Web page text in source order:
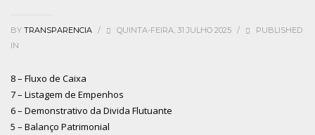
BY TRANSPARENCIA / QUINTA-FEIRA, 31 JULHO 2025 /
PUBLISHED
IN
8 – Fluxo de Caixa
7 – Listagem de Empenhos
6 – Demonstrativo da Divida Flutuante
5 – Balanço Patrimonial